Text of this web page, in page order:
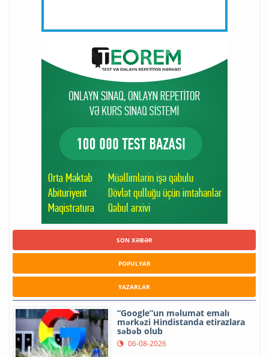
SON XƏBƏR
POPULYAR
YAZARLAR
“Google”un məlumat emalı
mərkəzi Hindistanda etirazlara
səbəb olub
06-08-2026